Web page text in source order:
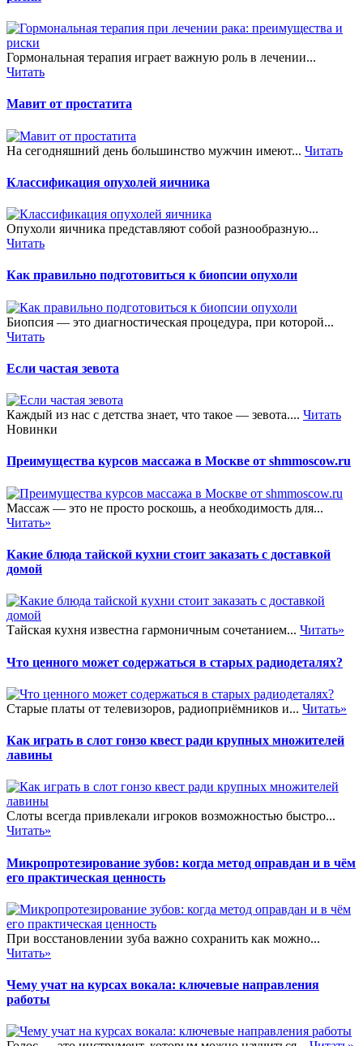
Гормональная терапия играет важную роль в лечении...
Читать
Мавит от простатита
На сегодняшний день большинство мужчин имеют... Читать
Классификация опухолей яичника
Опухоли яичника представляют собой разнообразную...
Читать
Как правильно подготовиться к биопсии опухоли
Биопсия — это диагностическая процедура, при которой...
Читать
Если частая зевота
Каждый из нас с детства знает, что такое — зевота.... Читать
Новинки
Преимущества курсов массажа в Москве от shmmoscow.ru
Массаж — это не просто роскошь, а необходимость для...
Читать»
Какие блюда тайской кухни стоит заказать с доставкой
домой
Тайская кухня известна гармоничным сочетанием... Читать»
Что ценного может содержаться в старых радиодеталях?
Старые платы от телевизоров, радиоприёмников и... Читать»
Как играть в слот гонзо квест ради крупных множителей
лавины
Слоты всегда привлекали игроков возможностью быстро...
Читать»
Микропротезирование зубов: когда метод оправдан и в чём
его практическая ценность
При восстановлении зуба важно сохранить как можно...
Читать»
Чему учат на курсах вокала: ключевые направления
работы